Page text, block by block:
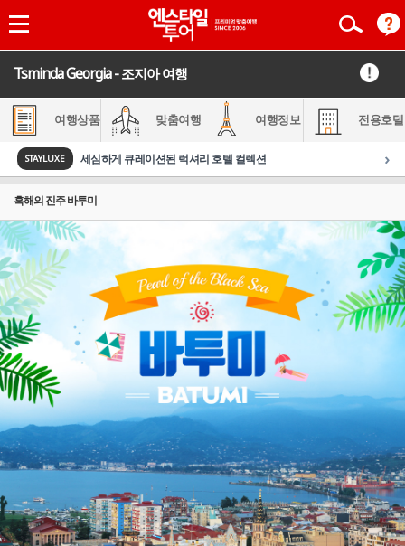
Tsminda Georgia - 조지아 여행
여행상품 맞춤여행 여행정보 전용호텔
STAYLUXE 세심하게 큐레이션된 럭셔리 호텔 컬렉션 ›
흑해의 진주 바투미